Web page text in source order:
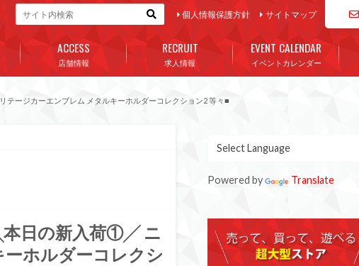
個人情報保護方針 サイトマップ
店舗情報
ACCESS
求人情報
RECRUIT
イベントカレンダー
EVENT CALENDAR
ージカーエンブレム メタルキーホルダーコレクション2 等々■
本日の新入荷①╱ ニ
ホルダーコレクシ
Powered by Translate